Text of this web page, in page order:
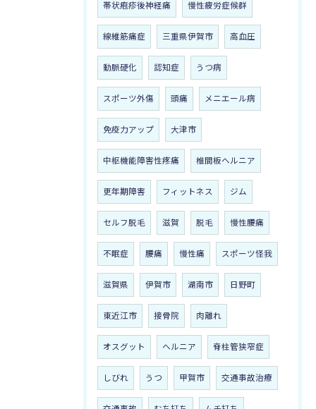
帯状疱疹後神経痛 慢性疲労症候群
線維筋痛症 三重県伊賀市 高血圧
動脈硬化 認知症 うつ病
スポーツ外傷 頭痛 メニエール病
免疫力アップ 大津市
中枢機能障害性疼痛 椎間板ヘルニア
更年期障害 フィットネス ジム
セルフ脱毛 滋賀 脱毛 慢性腰痛
不眠症 腰痛 慢性痛 スポーツ怪我
滋賀県 伊賀市 湖南市 日野町
東近江市 接骨院 肉離れ
オスグット ヘルニア 脊柱管狭窄症
しびれ うつ 甲賀市 交通事故治療